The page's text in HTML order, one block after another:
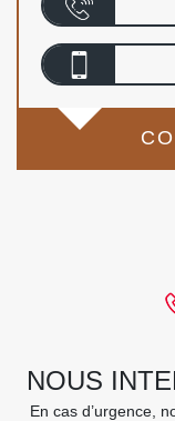
NOUS
En cas d’urgence,